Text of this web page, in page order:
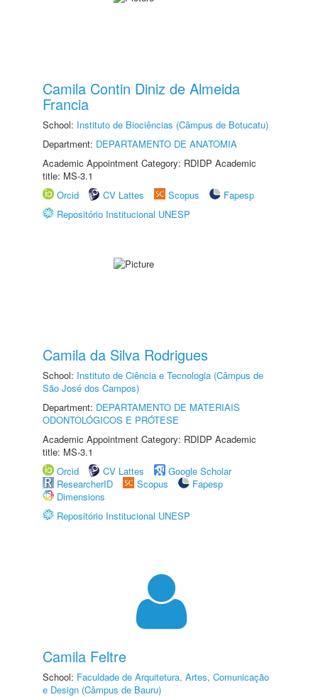
Camila Contin Diniz de Almeida
Francia
School: Instituto de Biociências (Câmpus de Botucatu)
Department: DEPARTAMENTO DE ANATOMIA
Academic Appointment Category: RDIDP Academic
title: MS-3.1
Orcid
CV Lattes Scopus
Fapesp
Repositório Institucional UNESP
Camila da Silva Rodrigues
School: Instituto de Ciência e Tecnologia (Câmpus de
São José dos Campos)
Department: DEPARTAMENTO DE MATERIAIS
ODONTOLÓGICOS E PRÓTESE
Academic Appointment Category: RDIDP Academic
title: MS-3.1
Orcid
CV Lattes
Google Scholar
ResearcherID
Scopus
Fapesp
Dimensions
Repositório Institucional UNESP
Camila Feltre
School: Faculdade de Arquitetura, Artes, Comunicação
e Design (Câmpus de Bauru)